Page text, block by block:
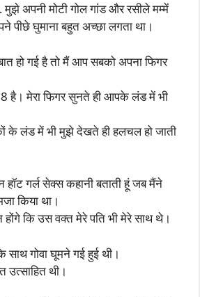
अपनी मोटी गोल गांड और रसीले मम्में
पीछे घुमाना बहुत अच्छा लगता था।
हो गई है तो मैं आप सबको अपना फिगर
है। मेरा फिगर सुनते ही आपके लंड में भी
के लंड में भी मुझे देखते ही हलचल हो जाती
गर्ल सेक्स कहानी बताती हूं जब मैंने
किया था।
कि उस वक्त मेरे पति भी मेरे साथ थे।
गोवा घूमने गई हुई थी।
उत्साहित थी।